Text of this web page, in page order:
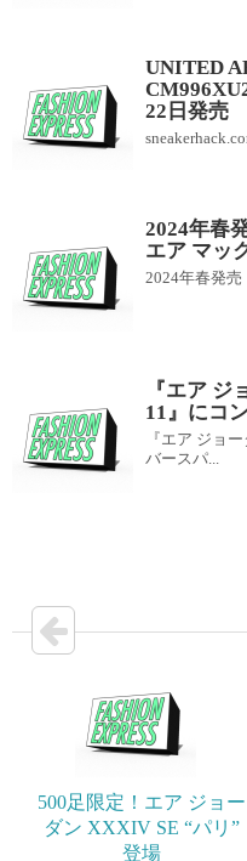
UNITED
22日発売
2024年春
エア マッ
2024年春発売
『エア
11』にコ
『エア ジョ
バースパ...
500足限定！エア ジョー
ダン XXXIV SE “パリ”
登場